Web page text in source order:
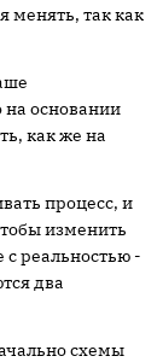
менять, так как
на основании
как же на
процесс, и
изменить
с реальностью -
два
схемы